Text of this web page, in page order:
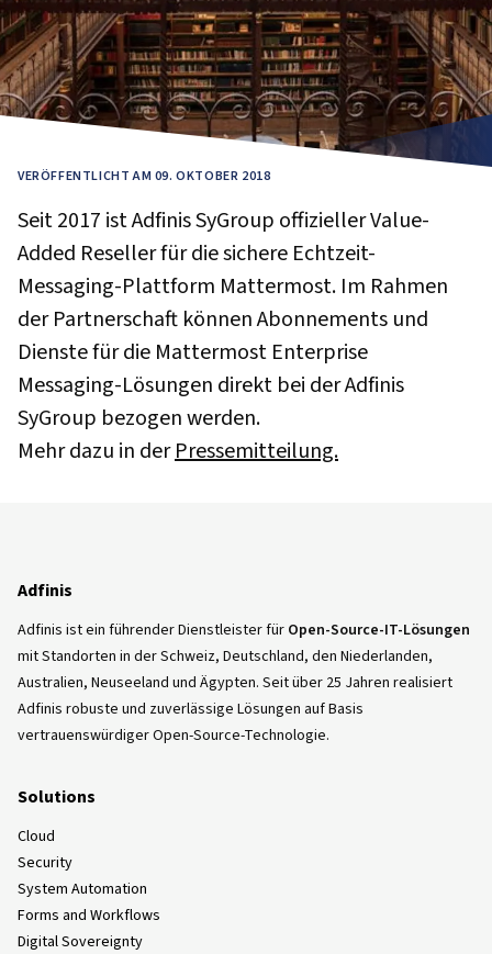
VERÖFFENTLICHT AM 09. OKTOBER 2018
Seit 2017 ist Adfinis SyGroup offizieller Value-
Added Reseller für die sichere Echtzeit-
Messaging-Plattform Mattermost. Im Rahmen
der Partnerschaft können Abonnements und
Dienste für die Mattermost Enterprise
Messaging-Lösungen direkt bei der Adfinis
SyGroup bezogen werden.
Mehr dazu in derPressemitteilung.
Adfinis
Adfinis ist ein führender Dienstleister für Open-Source-IT-Lösungen
mit Standorten in der Schweiz, Deutschland, den Niederlanden,
Australien, Neuseeland und Ägypten. Seit über 25 Jahren realisiert
Adfinis robuste und zuverlässige Lösungen auf Basis
vertrauenswürdiger Open-Source-Technologie.
Solutions
Cloud
Security
System Automation
Forms and Workflows
Digital Sovereignty